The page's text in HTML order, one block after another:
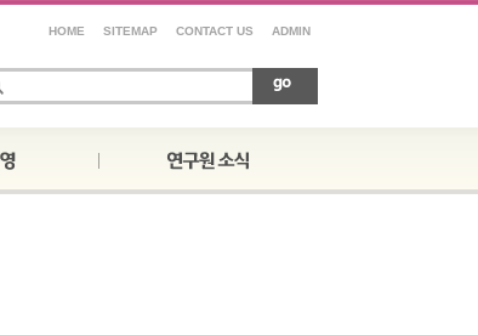
HOME SITEMAP CONTACT US ADMIN